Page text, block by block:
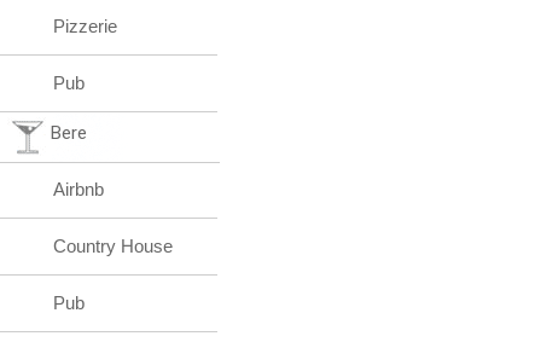
Pizzerie
Pub
Bere
Airbnb
Country House
Pub